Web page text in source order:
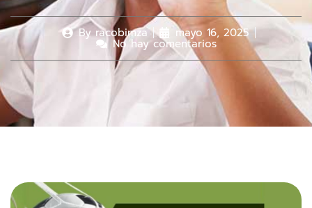
Byracobimza mayo 16, 2025
No hay comentarios